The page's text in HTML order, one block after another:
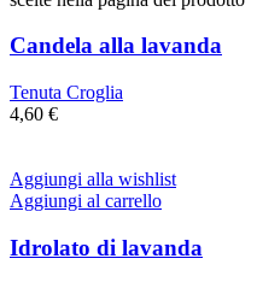
Candela alla lavanda
Tenuta Croglia
4,60 €
Aggiungi alla wishlist
Aggiungi al carrello
Idrolato di lavanda